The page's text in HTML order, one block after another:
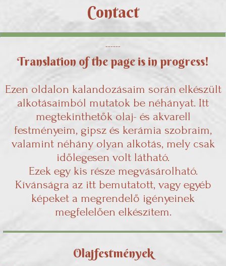
Contact
------
Translation of the page is in progress!
Ezen oldalon kalandozásaim során elkészült
alkotásaimból mutatok be néhányat. Itt
megtekinthetők olaj- és akvarell
festményeim, gipsz és kerámia szobraim,
valamint néhány olyan alkotás, mely csak
időlegesen volt látható.
Ezek egy kis része megvásárolható.
Kívánságra az itt bemutatott, vagy egyéb
képeket a megrendelő igényeinek
megfelelően elkészítem.
Olajfestmények